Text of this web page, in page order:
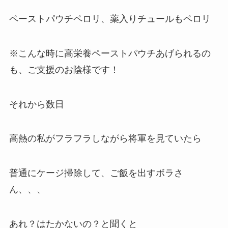
ペーストパウチペロリ、薬入りチュールもペロリ
※こんな時に高栄養ペーストパウチあげられるの
も、ご支援のお陰様です！
それから数日
高熱の私がフラフラしながら将軍を見ていたら
普通にケージ掃除して、ご飯を出すボラさ
ん、、、
あれ？はたかないの？と聞くと